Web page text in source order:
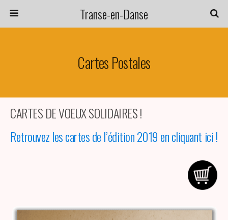
Transe-en-Danse
Cartes Postales
CARTES DE VOEUX SOLIDAIRES !
Retrouvez les cartes de l’édition 2019 en cliquant ici !